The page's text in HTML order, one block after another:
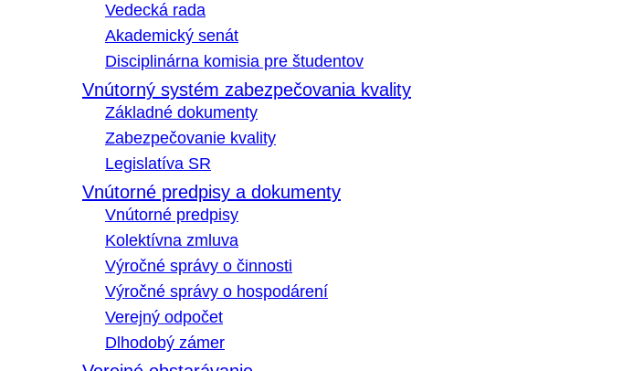
Vedecká rada
Akademický senát
Disciplinárna komisia pre študentov
Vnútorný systém zabezpečovania kvality
Základné dokumenty
Zabezpečovanie kvality
Legislatíva SR
Vnútorné predpisy a dokumenty
Vnútorné predpisy
Kolektívna zmluva
Výročné správy o činnosti
Výročné správy o hospodárení
Verejný odpočet
Dlhodobý zámer